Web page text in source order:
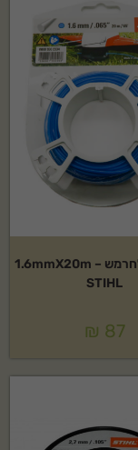
חוט ניילון לחרמש 1.6mmX20m –
STIHL
₪ 87